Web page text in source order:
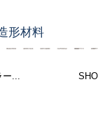
形材料
ー...